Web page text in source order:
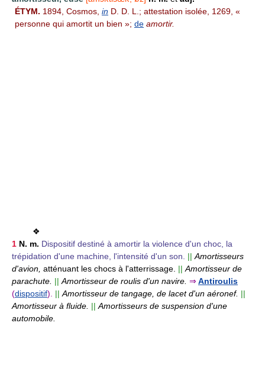
ÉTYM. 1894, Cosmos, in D. D. L.; attestation isolée, 1269, «
personne qui amortit un bien »; de amortir.
❖
1 N. m. Dispositif destiné à amortir la violence d'un choc, la
trépidation d'une machine, l'intensité d'un son. || Amortisseurs
d'avion, atténuant les chocs à l'atterrissage. || Amortisseur de
parachute. || Amortisseur de roulis d'un navire. ⇒ Antiroulis
(dispositif). || Amortisseur de tangage, de lacet d'un aéronef. ||
Amortisseur à fluide. || Amortisseurs de suspension d'une
automobile.